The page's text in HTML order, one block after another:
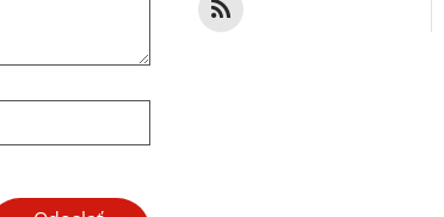
reCaptcha Response